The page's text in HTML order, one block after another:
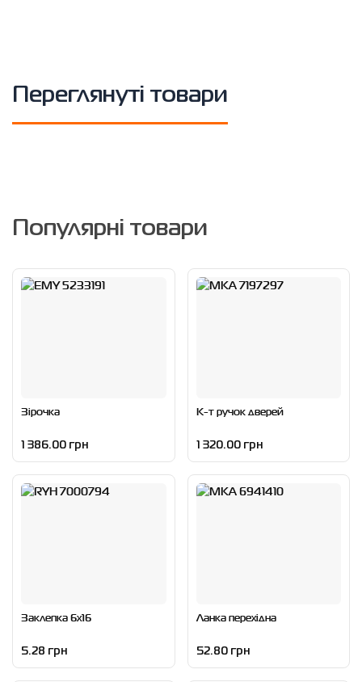
Переглянуті товари
Популярні товари
Зірочка
1 386.00 грн
К-т ручок дверей
1 320.00 грн
Заклепка 6x16
5.28 грн
Ланка перехідна
52.80 грн